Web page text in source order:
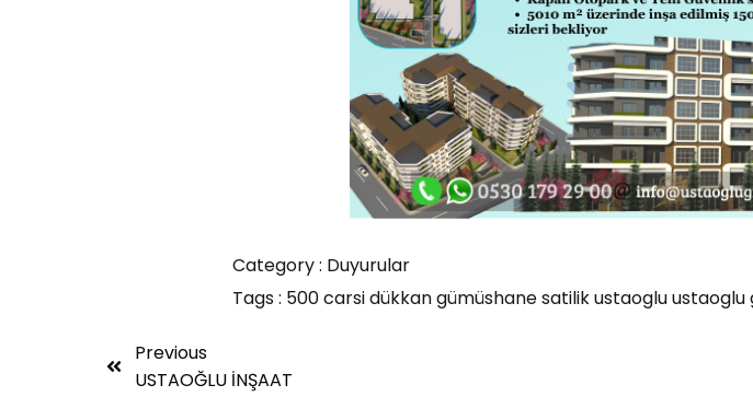
Category : Duyurular
Tags : 500carsidükkangümüshanesatilikustaogluustaoglu
Previous
USTAOĞLU İNŞAAT